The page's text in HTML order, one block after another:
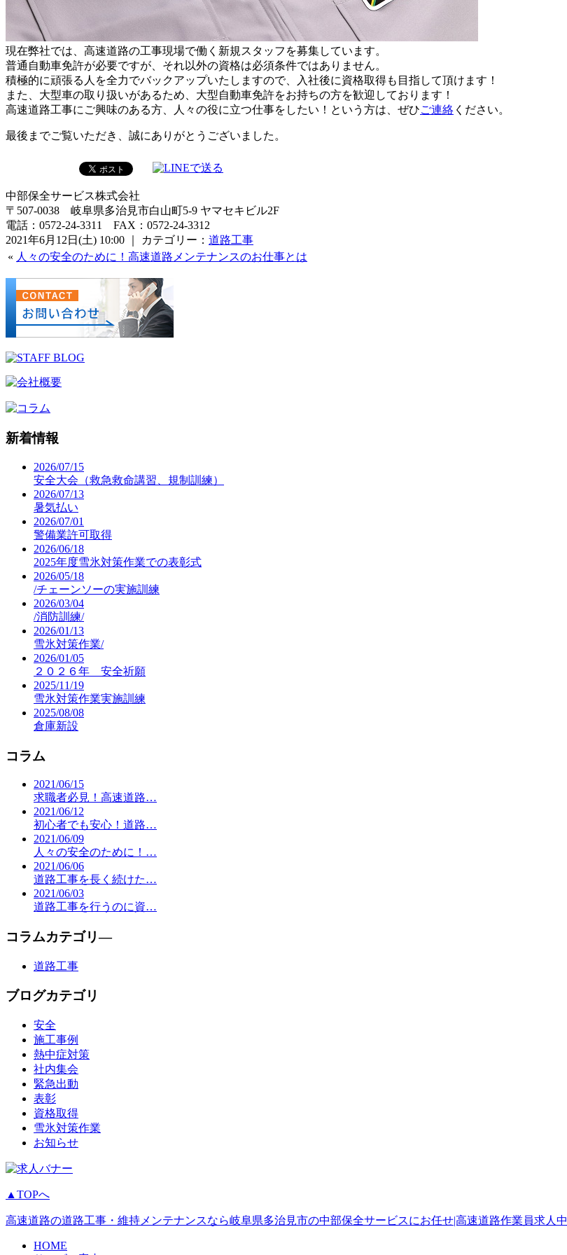
現在弊社では、高速道路の工事現場で働く新規スタッフを募集しています。
普通自動車免許が必要ですが、それ以外の資格は必須条件ではありません。
積極的に頑張る人を全力でバックアップいたしますので、入社後に資格取得も目指して頂けます！
また、大型車の取り扱いがあるため、大型自動車免許をお持ちの方を歓迎しております！
高速道路工事にご興味のある方、人々の役に立つ仕事をしたい！という方は、ぜひご連絡 ください。
最後までご覧いただき、誠にありがとうございました。
中部保全サービス株式会社
〒507-0038 岐阜県多治見市白山町5-9 ヤマセキビル2F
電話：0572-24-3311 FAX：0572-24-3312
2021年6月12日(土) 10:00 ｜ カテゴリー： 道路工事
« 人々の安全のために！高速道路メンテナンスのお仕事とは
新着情報
2026/07/15
安全大会（救急救命講習、規制訓練）
2026/07/13
暑気払い
2026/07/01
警備業許可取得
2026/06/18
2025年度雪氷対策作業での表彰式
2026/05/18
/チェーンソーの実施訓練
2026/03/04
/消防訓練/
2026/01/13
雪氷対策作業/
2026/01/05
２０２６年 安全祈願
2025/11/19
雪氷対策作業実施訓練
2025/08/08
倉庫新設
コラム
2021/06/15
求職者必見！高速道路…
2021/06/12
初心者でも安心！道路…
2021/06/09
人々の安全のために！…
2021/06/06
道路工事を長く続けた…
2021/06/03
道路工事を行うのに資…
コラムカテゴリ―
道路工事
ブログカテゴリ
安全
施工事例
熱中症対策
社内集会
緊急出動
表彰
資格取得
雪氷対策作業
お知らせ
▲TOPへ
高速道路の道路工事・維持メンテナンスなら岐阜県多治見市の中部保全サービスにお任せ|高速道路作業員求人中
HOME